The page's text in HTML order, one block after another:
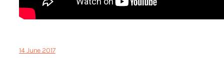
14 June 2017